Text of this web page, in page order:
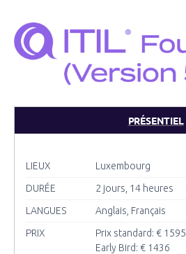
PRÉSENTIEL
LIEUX
Luxembourg
DURÉE
2 jours, 14 heures
LANGUES
Anglais, Français
PRIX
Prix standard: € 1595
Early Bird: € 1436